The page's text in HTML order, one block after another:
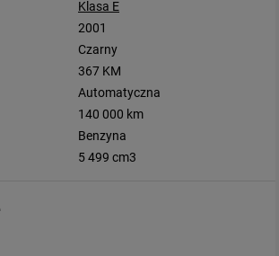
Klasa E
2001
Czarny
367 KM
Automatyczna
140 000 km
Benzyna
5 499 cm3